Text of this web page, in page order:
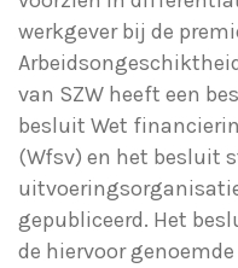
werkgever bij de
van SZW heeft een
besluit Wet
(Wfsv) en het besluit
gepubliceerd. Het
de hiervoor